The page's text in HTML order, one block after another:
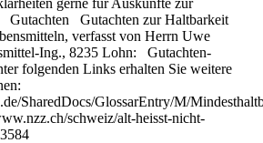
gerne für Auskünfte zur
Gutachten zur Haltbarkeit
verfasst von Herrn Uwe
Ing., 8235 Lohn: Gutachten-
folgenden Links erhalten Sie weitere
SharedDocs/GlossarEntry/M/
schweiz/alt-heisst-nicht-